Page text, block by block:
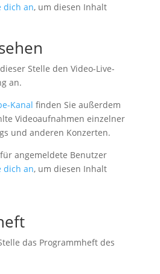
dich an, um diesen Inhalt
Stelle den Video-Live-
an.
Kanal finden Sie außerdem
Videoaufnahmen einzelner
und anderen Konzerten.
angemeldete Benutzer
dich an, um diesen Inhalt
das Programmheft des